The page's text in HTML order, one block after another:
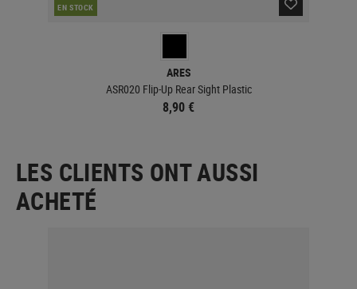
EN STOCK
ARES
ASR020 Flip-Up Rear Sight Plastic
8,90 €
LES CLIENTS ONT AUSSI
ACHETÉ